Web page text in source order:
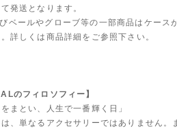
発送となります。
ベールやグローブ等の一部商品はケース
詳しくは商品詳細をご参照下さい。
のフィロソフィー】
まとい、人生で一番輝く日」
、単なるアクセサリーではありません。